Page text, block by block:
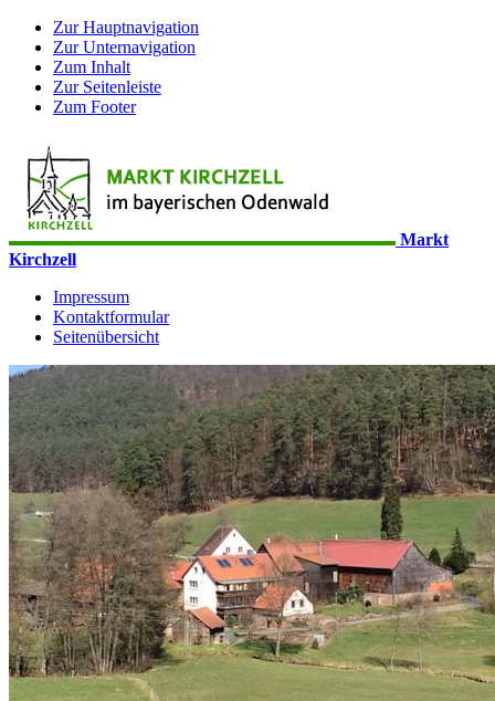
Zur Hauptnavigation
Zur Unternavigation
Zum Inhalt
Zur Seitenleiste
Zum Footer
Markt
Kirchzell
Impressum
Kontaktformular
Seitenübersicht